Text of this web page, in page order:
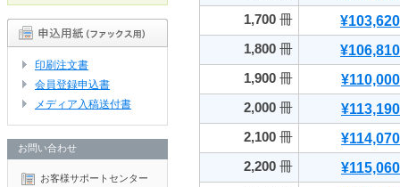
印刷注文書
会員登録申込書
メディア入稿送付書
お問い合わせ
お客様サポートセンター
1,700 冊
¥103,620
1,800 冊
¥106,810
1,900 冊
¥110,000
2,000 冊
¥113,190
2,100 冊
¥114,070
2,200 冊
¥115,060